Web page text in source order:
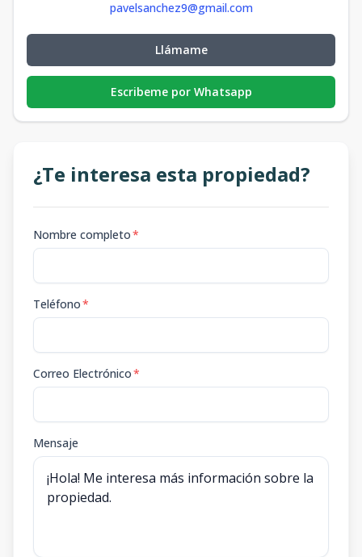
pavelsanchez9@gmail.com
Llámame
Escribeme por Whatsapp
¿Te interesa esta propiedad?
Nombre completo*
Teléfono*
Correo Electrónico*
Mensaje